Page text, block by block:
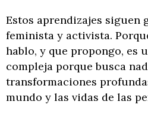
Estos aprendizajes siguen
feminista y activista.
hablo, y que propongo, es
compleja porque busca
transformaciones
mundo y las vidas de las